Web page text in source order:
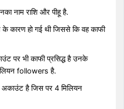
नाम राशि और पीहू है.
के कारण हो गई थी जिससे कि वह काफी
पर भी काफी प्रसिद्ध है उनके
followers है.
अकाउंट है जिस पर 4 मिलियन